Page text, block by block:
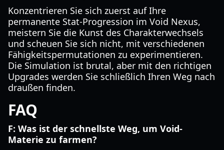
Konzentrieren Sie sich zuerst auf Ihre
permanente Stat-Progression im Void Nexus,
meistern Sie die Kunst des Charakterwechsels
und scheuen Sie sich nicht, mit verschiedenen
Fähigkeitspermutationen zu experimentieren.
Die Simulation ist brutal, aber mit den richtigen
Upgrades werden Sie schließlich Ihren Weg nach
draußen finden.
FAQ
F: Was ist der schnellste Weg, um Void-
Materie zu farmen?